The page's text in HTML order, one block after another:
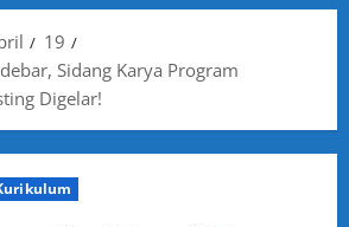
19
Sidang Karya Program
Digelar!